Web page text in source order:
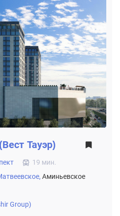
Тауэр)
19 мин.
Аминьевское
Group)